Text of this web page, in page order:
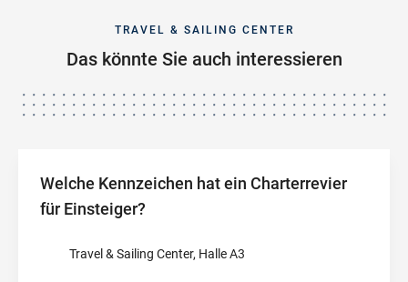
TRAVEL & SAILING CENTER
Das könnte Sie auch interessieren
Welche Kennzeichen hat ein Charterrevier
für Einsteiger?
Travel & Sailing Center, Halle A3